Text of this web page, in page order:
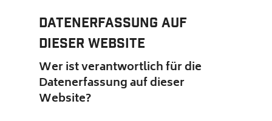
Datenerfassung auf
dieser Website
Wer ist verantwortlich für die
Datenerfassung auf dieser
Website?